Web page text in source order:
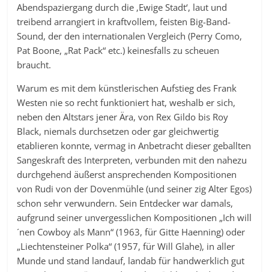
Abendspaziergang durch die ‚Ewige Stadt‘, laut und
treibend arrangiert in kraftvollem, feisten Big-Band-
Sound, der den internationalen Vergleich (Perry Como,
Pat Boone, „Rat Pack“ etc.) keinesfalls zu scheuen
braucht.
Warum es mit dem künstlerischen Aufstieg des Frank
Westen nie so recht funktioniert hat, weshalb er sich,
neben den Altstars jener Ära, von Rex Gildo bis Roy
Black, niemals durchsetzen oder gar gleichwertig
etablieren konnte, vermag in Anbetracht dieser geballten
Sangeskraft des Interpreten, verbunden mit den nahezu
durchgehend äußerst ansprechenden Kompositionen
von Rudi von der Dovenmühle (und seiner zig Alter Egos)
schon sehr verwundern. Sein Entdecker war damals,
aufgrund seiner unvergesslichen Kompositionen „Ich will
´nen Cowboy als Mann“ (1963, für Gitte Haenning) oder
„Liechtensteiner Polka“ (1957, für Will Glahe), in aller
Munde und stand landauf, landab für handwerklich gut